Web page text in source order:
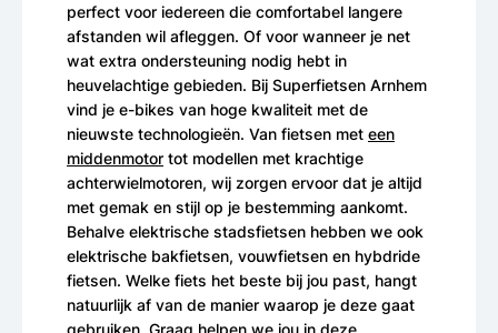
perfect voor iedereen die comfortabel langere
afstanden wil afleggen. Of voor wanneer je net
wat extra ondersteuning nodig hebt in
heuvelachtige gebieden. Bij Superfietsen Arnhem
vind je e-bikes van hoge kwaliteit met de
nieuwste technologieën. Van fietsen met een
middenmotor tot modellen met krachtige
achterwielmotoren, wij zorgen ervoor dat je altijd
met gemak en stijl op je bestemming aankomt.
Behalve elektrische stadsfietsen hebben we ook
elektrische bakfietsen, vouwfietsen en hybdride
fietsen. Welke fiets het beste bij jou past, hangt
natuurlijk af van de manier waarop je deze gaat
gebruiken. Graag helpen we jou in deze